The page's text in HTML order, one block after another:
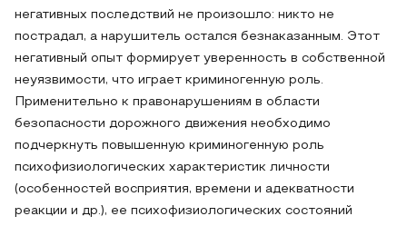
негативных последствий не произошло: никто не
пострадал, а нарушитель остался безнаказанным. Этот
негативный опыт формирует уверенность в собственной
неуязвимости, что играет криминогенную роль.
Применительно к правонарушениям в области
безопасности дорожного движения необходимо
подчеркнуть повышенную криминогенную роль
психофизиологических характеристик личности
(особенностей восприятия, времени и адекватности
реакции и др.), ее психофизиологических состояний